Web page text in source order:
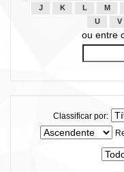
J
K L M
U
V
ou entre
Classificar por: